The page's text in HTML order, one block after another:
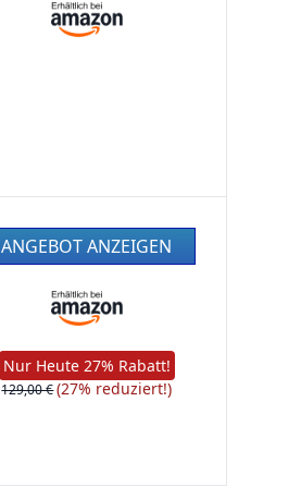
ANGEBOT ANZEIGEN
Nur Heute 27% Rabatt!
129,00 €(27% reduziert!)